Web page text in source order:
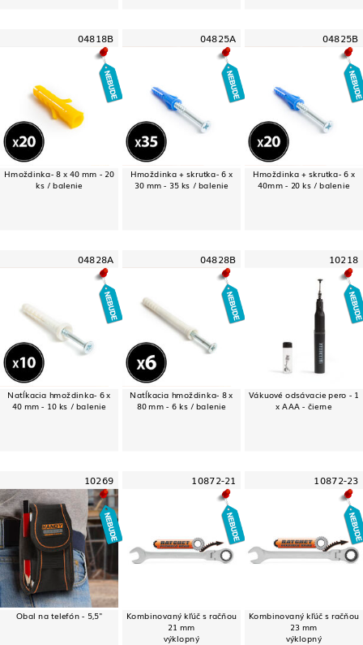
04818B
Hmoždinka- 8 x 40 mm - 20
ks / balenie
04825A
Hmoždinka + skrutka- 6 x
30 mm - 35 ks / balenie
04825B
Hmoždinka + skrutka- 6 x
40mm - 20 ks / balenie
04828A
Natĺkacia hmoždinka- 6 x
40 mm - 10 ks / balenie
04828B
Natĺkacia hmoždinka- 8 x
80 mm - 6 ks / balenie
10218
Vákuové odsávacie pero - 1
x AAA - čierne
10269
Obal na telefón - 5,5"
10872-21
Kombinovaný kľúč s račňou
21 mm
výklopný
10872-23
Kombinovaný kľúč s račňou
23 mm
výklopný